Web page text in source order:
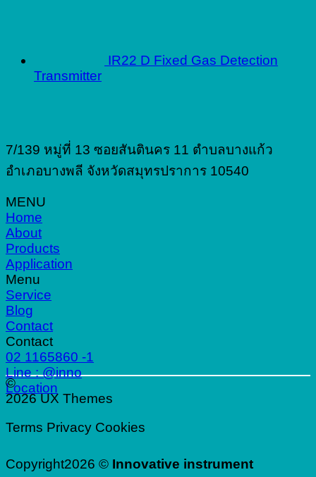
IR22 D Fixed Gas Detection
Transmitter
7/139 หมู่ที่ 13 ซอยสันตินคร 11 ตำบลบางแก้ว
อำเภอบางพลี จังหวัดสมุทรปราการ 10540
MENU
Home
About
Products
Application
Menu
Service
Blog
Contact
Contact
02 1165860 -1
Line : @inno
Location
©
2026 UX Themes
Terms Privacy Cookies
Copyright2026 © Innovative instrument